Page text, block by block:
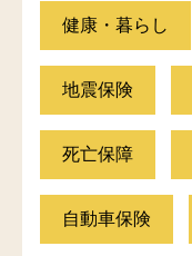
健康・暮らし
地震保険
死亡保障
自動車保険